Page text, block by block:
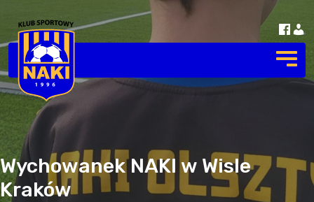
Wychowanek NAKI w Wisle
Kraków